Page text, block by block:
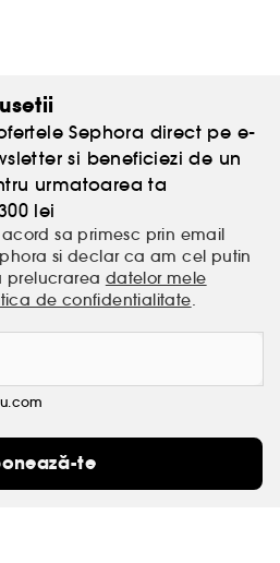
Sephora direct pe e-
si beneficiezi de un
urmatoarea ta
lei
acord sa primesc prin email
si declar ca am cel putin
prelucrarea datelor mele
de confidentialitate.
te